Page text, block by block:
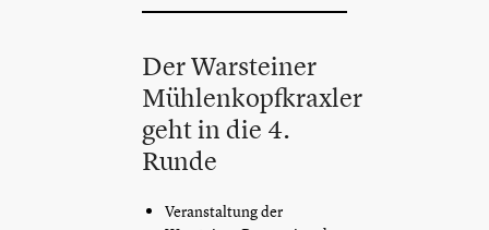
Der Warsteiner
Mühlenkopfkraxler
geht in die 4.
Runde
Veranstaltung der